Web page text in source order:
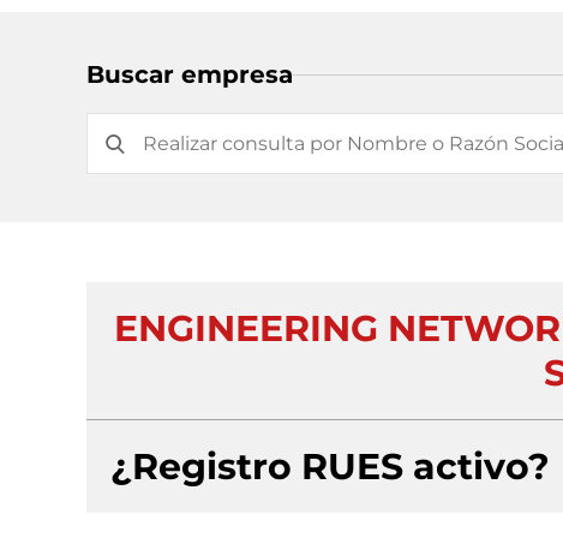
Buscar empresa
ENGINEERING
¿Registro RUES activo?